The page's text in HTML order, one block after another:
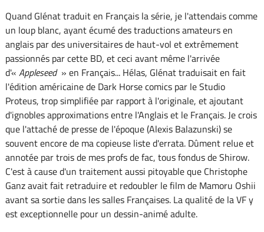
Quand Glénat traduit en Français la série, je l'attendais comme
un loup blanc, ayant écumé des traductions amateurs en
anglais par des universitaires de haut-vol et extrêmement
passionnés par cette BD, et ceci avant même l'arrivée
d'« Appleseed» en Français... Hélas, Glénat traduisait en fait
l'édition américaine de Dark Horse comics par le Studio
Proteus, trop simplifiée par rapport à l'originale, et ajoutant
d'ignobles approximations entre l'Anglais et le Français. Je crois
que l'attaché de presse de l'époque (Alexis Balazunski) se
souvent encore de ma copieuse liste d'errata. Dûment relue et
annotée par trois de mes profs de fac, tous fondus de Shirow.
C'est à cause d'un traitement aussi pitoyable que Christophe
Ganz avait fait retraduire et redoubler le film de Mamoru Oshii
avant sa sortie dans les salles Françaises. La qualité de la VF y
est exceptionnelle pour un dessin-animé adulte.